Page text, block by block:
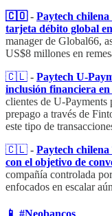
🇨🇴​​ - Paytech
tarjeta débito global
manager de Global66,
US$8 millones en
🇨🇱 - Paytech U-
inclusión financiera
clientes de U-Payments
prepago a través de
este tipo de
🇨🇱 - Paytech
con el objetivo de
compañía controlada
enfocados en escalar
📱​ #Neobancos